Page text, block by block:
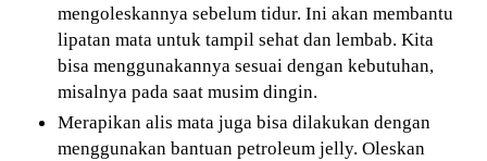
mengoleskannya sebelum tidur. Ini akan membantu
lipatan mata untuk tampil sehat dan lembab. Kita
bisa menggunakannya sesuai dengan kebutuhan,
misalnya pada saat musim dingin.
Merapikan alis mata juga bisa dilakukan dengan
menggunakan bantuan petroleum jelly. Oleskan